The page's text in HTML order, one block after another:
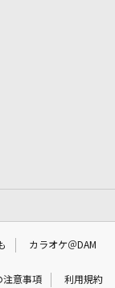
カラオケ＠DAM
注意事項
利用規約